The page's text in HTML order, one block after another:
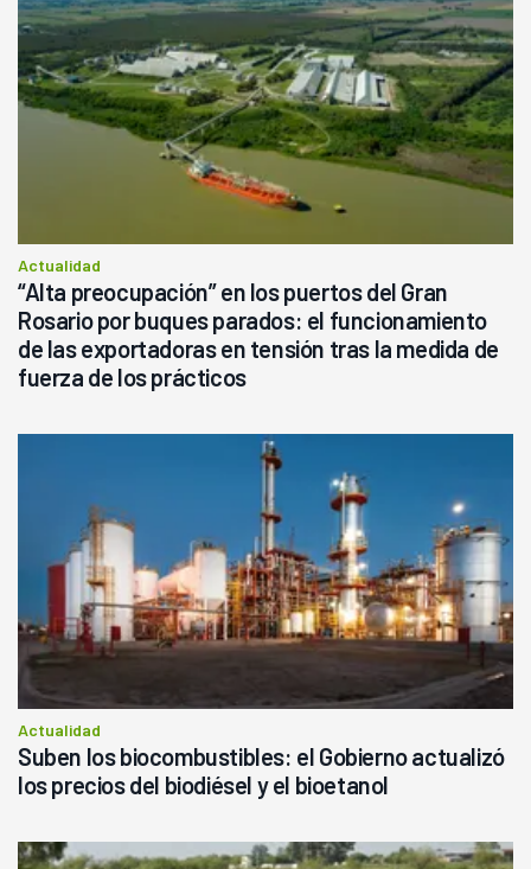
Actualidad
“Alta preocupación” en los puertos del Gran
Rosario por buques parados: el funcionamiento
de las exportadoras en tensión tras la medida de
fuerza de los prácticos
Actualidad
Suben los biocombustibles: el Gobierno actualizó
los precios del biodiésel y el bioetanol